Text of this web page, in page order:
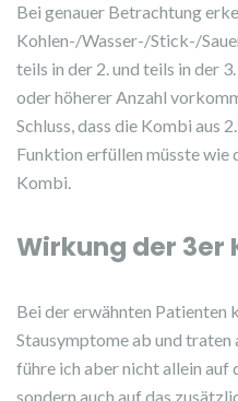
Bei genauer Betrachtung
Kohlen-/Wasser-/Stick-/
teils in der 2. und teils in der
oder höherer Anzahl
Schluss, dass die Kombi aus
Funktion erfüllen müsste wie
Kombi.
Wirkung der 3er
Bei der erwähnten Patienten
Stausymptome ab und traten
führe ich aber nicht allein auf
sondern auch auf das